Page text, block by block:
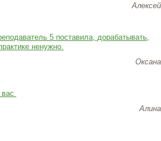
Алексей
5 поставила, дорабатывать,
ненужно.
Оксана
Алина